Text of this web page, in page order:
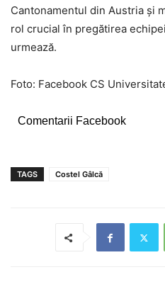
Cantonamentul din Austria și
rol crucial în pregătirea
urmează.
Foto: Facebook CS
Comentarii Facebook
TAGS Costel Gâlcă